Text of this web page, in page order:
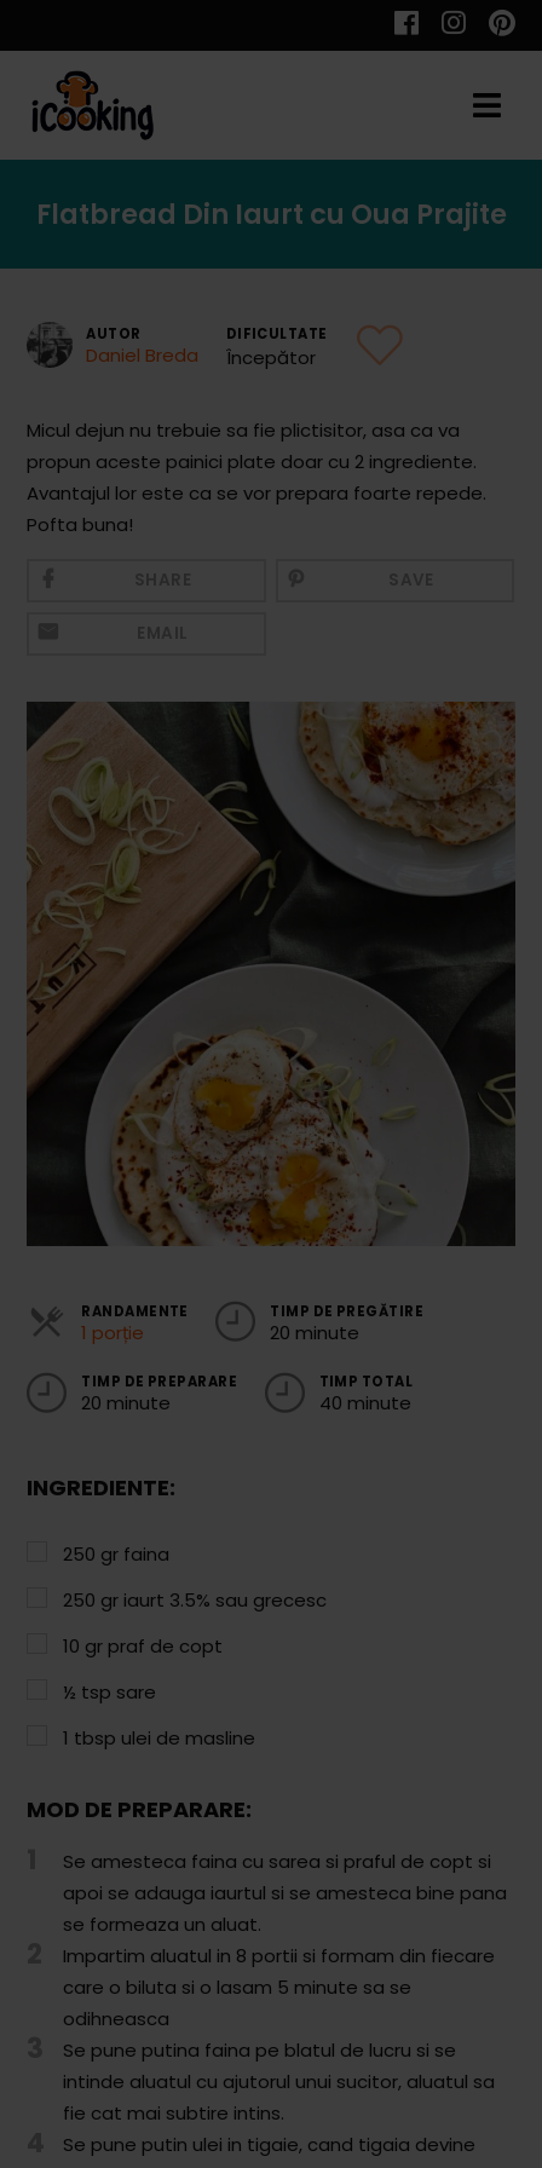
Retete
Toate Reţetele
Aperitive
Aperitive Calde
Aperitive Reci
Băuturi calde
Băuturi reci
Cocktail-uri
Smoothies
Ceva Dulce
Biscuiți, Bomboane și
Fursecuri
Brioșe și Checuri
Budinci, Jeleuri și Sufleuri
Cheesecake
Cozonaci
Deserturi Sănătoase
Plăcinte, Tarte și Rulade
Torturi
Conserve
Dulceață / Gem
Sosuri și Condimente
Patiserie
Aluaturi Dulci
Pizza
Rețete cu Carne
Rețete Vegetariene
Sandwichuri și Wraps
Supe și Ciorbe
Rețete Video
Flatbread Din Iaurt cu Oua Prajite
AUTOR
Daniel Breda
DIFICULTATE
Începător
Micul dejun nu trebuie sa fie plictisitor, asa ca va
propun aceste painici plate doar cu 2 ingrediente.
Avantajul lor este ca se vor prepara foarte repede.
Pofta buna!
RANDAMENTE
1 porție
TIMP DE PREGĂTIRE
20 minute
TIMP DE PREPARARE
20 minute
TIMP TOTAL
40 minute
INGREDIENTE:
250 gr faina
250 gr iaurt 3.5% sau grecesc
10 gr praf de copt
½ tsp sare
1 tbsp ulei de masline
MOD DE PREPARARE:
Se amesteca faina cu sarea si praful de copt si
apoi se adauga iaurtul si se amesteca bine pana
se formeaza un aluat.
Impartim aluatul in 8 portii si formam din fiecare
care o biluta si o lasam 5 minute sa se
odihneasca
Se pune putina faina pe blatul de lucru si se
intinde aluatul cu ajutorul unui sucitor, aluatul sa
fie cat mai subtire intins.
Se pune putin ulei in tigaie, cand tigaia devine